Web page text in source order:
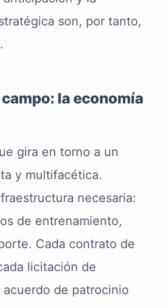
son, por tanto,
la economía
gira en torno a un
y multifacética.
necesaria:
de entrenamiento,
Cada contrato de
licitación de
acuerdo de patrocinio